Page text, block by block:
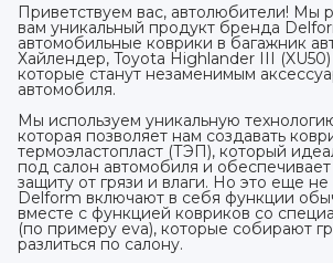
Приветствуем вас, автолюбители! Мы
вам уникальный продукт бренда
автомобильные коврики в багажник
Хайлендер, Toyota Highlander III (XU50)
которые станут незаменимым
автомобиля.
Мы используем уникальную
которая позволяет нам создавать
термоэластопласт (ТЭП), который
под салон автомобиля и
защиту от грязи и влаги. Но это еще
Delform включают в себя функции
вместе с функцией ковриков со
(по примеру eva), которые собирают
разлиться по салону.